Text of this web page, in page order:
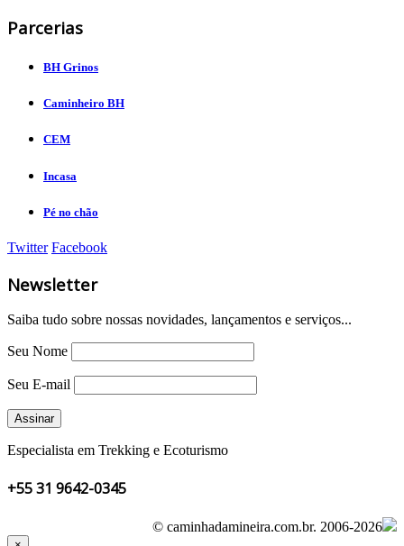
Parcerias
BH Grinos
Caminheiro BH
CEM
Incasa
Pé no chão
Twitter Facebook
Newsletter
Saiba tudo sobre nossas novidades, lançamentos e serviços...
Seu Nome
Seu E-mail
Especialista em Trekking e Ecoturismo
+55 31 9642-0345
© caminhadamineira.com.br. 2006-2026